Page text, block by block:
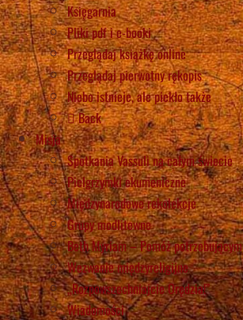
Księgarnia
Pliki pdf i e-booki
Przeglądaj książkę online
Przeglądaj pierwotny rękopis
Niebo istnieje, ale piekło także
Back
Misja
Spotkania Vassuli na całym świecie
Pielgrzymki ekumeniczne
Międzynarodowe rekolekcje
Grupy modlitewne
Beth Myriam – Pomóż potrzebującym
Wezwanie międzyreligijne
„Rozpowszechniajcie Orędzia!”
Wiadomości